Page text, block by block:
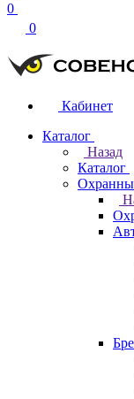
0
0
Кабинет
Каталог
Назад
Каталог